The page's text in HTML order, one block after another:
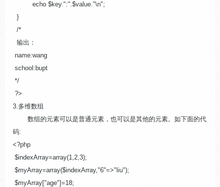
echo $key.":".$value."\n";
}
/*
输出：
name:wang
school:bupt
*/
?>
3.多维数组
数组的元素可以是普通元素，也可以是其他的元素。如下面的代
码:
<?php
$indexArray=array(1,2,3);
$myArray=array($indexArray,"6"=>"liu");
$myArray["age"]=18;